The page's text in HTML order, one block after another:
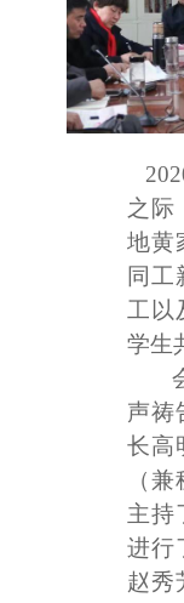
之际
地黄
同工
工以
学生
声祷
长高
（
主持
进行
赵秀